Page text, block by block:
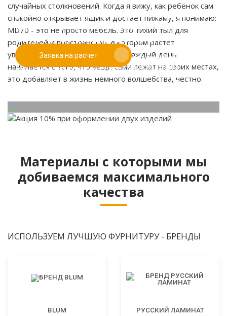
случайных столкновений. Когда я вижу, как ребёнок сам
спокойно открывает ящик и достаёт пижаму, я понимаю:
MD70 - это не просто мебель. Это тихий тыл для
родителей и пространство, в котором растет
уверенность и порядок. И когда каждый день
начинается с того, что вещи сами лежат на своих местах,
это добавляет в жизнь немного волшебства, честно.
Если у вас есть эскиз то вы можете отправить его
нам для предварительной оценки
Заявка на расчет
При заказе от двух изделий
действует скидка до 10%
Работаем только по индивидуальным проектам.
Адаптируем лучшие идеи дизайнеров под Ваши
потребности.
Материалы с которыми мы
добиваемся максимального
качества
ИСПОЛЬЗУЕМ ЛУЧШУЮ ФУРНИТУРУ - БРЕНДЫ
BLUM РУССКИЙ ЛАМИНАТ